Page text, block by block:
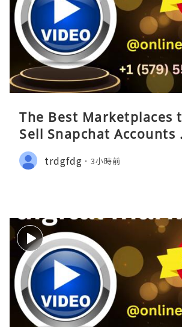
The Best Marketplaces
Sell Snapchat Accounts
trdgfdg 3小時前